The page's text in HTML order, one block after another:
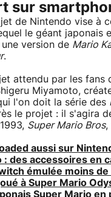
sur
de Nintendo vise à
le géant japonais
version de Mario
.
attendu par les
Miyamoto,
l'on doit la série des
le projet : il s'agira
Super Mario Bros,
aussi sur
: des accessoires en
émulée moins
à Super Mario
Super Mario en